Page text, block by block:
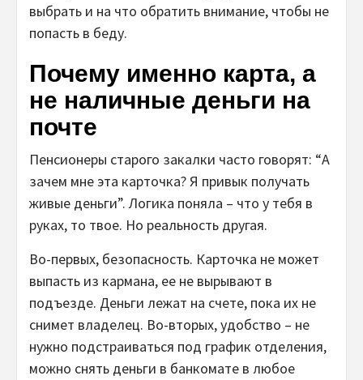
выбрать и на что обратить внимание, чтобы не
попасть в беду.
Почему именно карта, а
не наличные деньги на
почте
Пенсионеры старого закалки часто говорят: “А
зачем мне эта карточка? Я привык получать
живые деньги”. Логика поняла – что у тебя в
руках, то твое. Но реальность другая.
Во-первых, безопасность. Карточка не может
выпасть из кармана, ее не вырывают в
подъезде. Деньги лежат на счете, пока их не
снимет владелец. Во-вторых, удобство – не
нужно подстраиваться под график отделения,
можно снять деньги в банкомате в любое